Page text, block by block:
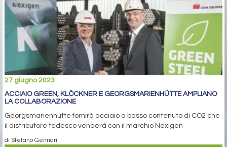
27 giugno 2023
ACCIAIO GREEN, KLÖCKNER E GEORGSMARIENHÜTTE AMPLIANO
LA COLLABORAZIONE
Georgsmarienhütte fornirà acciaio a basso contenuto di CO2 che
il distributore tedesco venderà con il marchio Nexigen
di Stefano Gennari